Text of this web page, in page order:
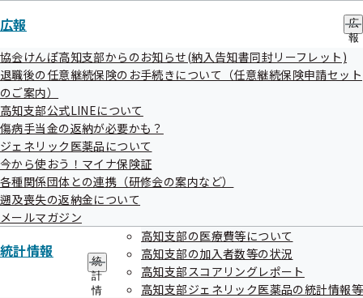
広報
広
報
ブ
協会けんぽ高知支部からのお知らせ(納入告知書同封リーフレット)
退職後の任意継続保険のお手続きについて（任意継続保険申請セット
のご案内）
高知支部公式LINEについて
傷病手当金の返納が必要かも？
ジェネリック医薬品について
今から使おう！マイナ保険証
各種関係団体との連携（研修会の案内など）
遡及喪失の返納金について
メールマガジン
統計情報
統
計
情
高知支部の医療費等について
高知支部の加入者数等の状況
高知支部スコアリングレポート
高知支部ジェネリック医薬品の統計情報等
１．提供されない具体的な健診項目につい
て
特定健康診査情報には以下の項目があり、申請をすることに
よりその全てが旧保険者から協会けんぽに提供されません。
特定健康診査受診年月日、特定健康診査情報（身長、体重、
腹囲、血圧、尿検査・血液検査結果等）